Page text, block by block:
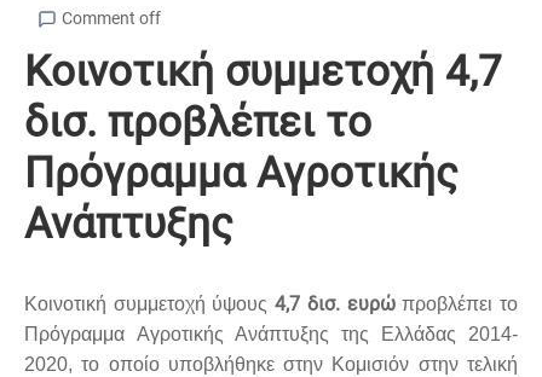
Comment off
Κοινοτική συμμετοχή 4,7
δισ. προβλέπει το
Πρόγραμμα Αγροτικής
Ανάπτυξης
Κοινοτική συμμετοχή ύψους4,7 δισ. ευρώπροβλέπει το
Πρόγραμμα Αγροτικής Ανάπτυξης της Ελλάδας 2014-
2020, το οποίο υποβλήθηκε στην Κομισιόν στην τελική